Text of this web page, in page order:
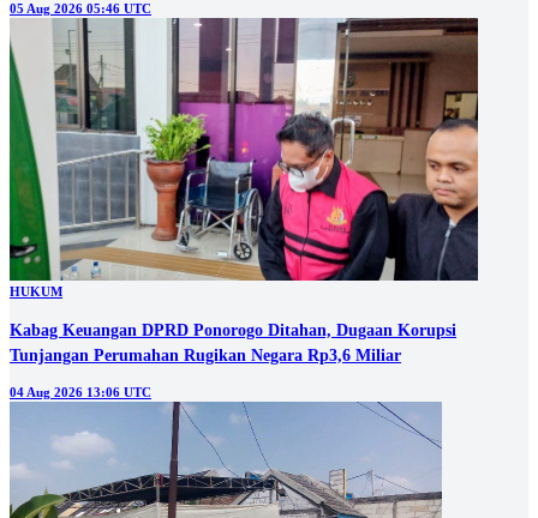
05 Aug 2026 05:46 UTC
HUKUM
Kabag Keuangan DPRD Ponorogo Ditahan, Dugaan Korupsi
Tunjangan Perumahan Rugikan Negara Rp3,6 Miliar
04 Aug 2026 13:06 UTC